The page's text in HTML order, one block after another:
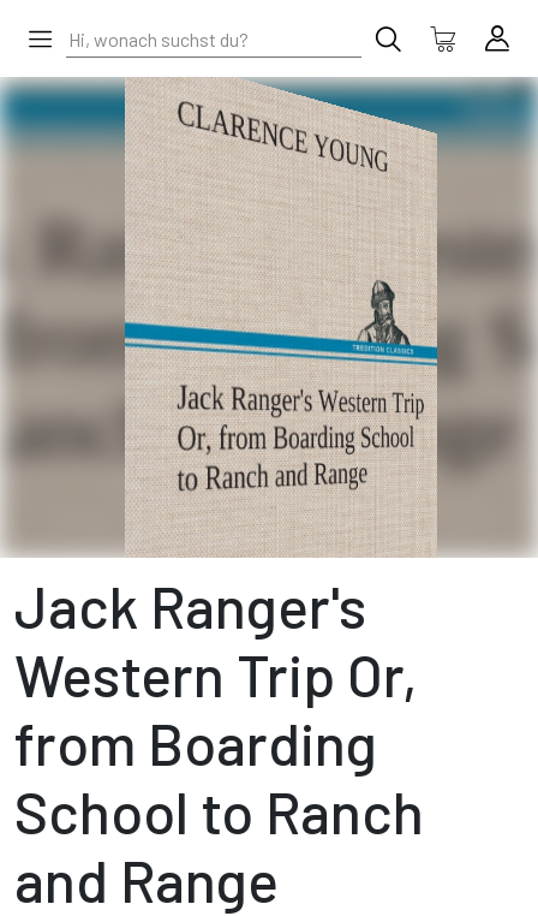
Jack Ranger's
Western Trip Or,
from Boarding
School to Ranch
and Range